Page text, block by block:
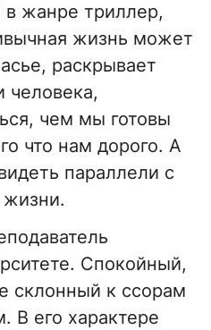
в жанре триллер,
жизнь может
раскрывает
человека,
чем мы готовы
что нам дорого. А
параллели с
жизни.
Спокойный,
склонный к ссорам
В его характере